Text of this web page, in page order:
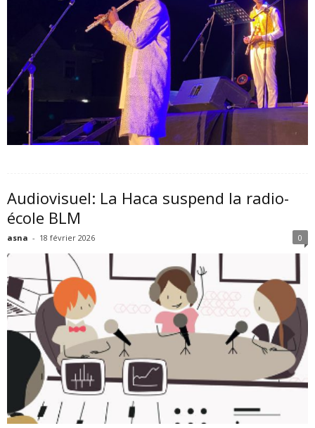
Audiovisuel: La Haca suspend la radio-
école BLM
asna - 18 février 2026 0